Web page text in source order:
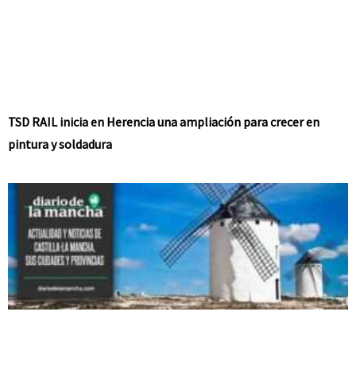
TSD RAIL inicia en Herencia una ampliación para crecer en
pintura y soldadura